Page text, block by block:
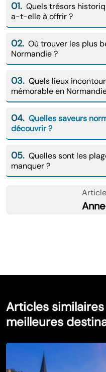
01. Quels trésors
a-t-elle à offrir ?
02. Où trouver les plus
Normandie ?
03. Quels lieux
mémorable en
04. Quelles saveurs
découvrir ?
05. Quelles sont les
manquer ?
Articles
meilleures